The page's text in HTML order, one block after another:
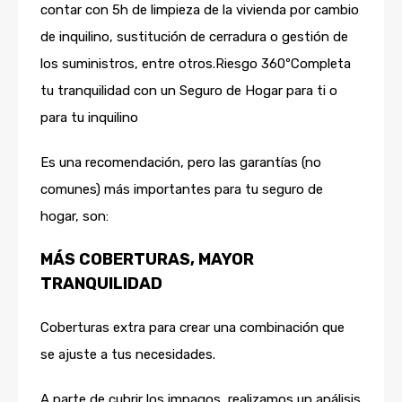
contar con 5h de limpieza de la vivienda por cambio
de inquilino, sustitución de cerradura o gestión de
los suministros, entre otros.Riesgo 360ºCompleta
tu tranquilidad con un Seguro de Hogar para ti o
para tu inquilino
Es una recomendación, pero las garantías (no
comunes) más importantes para tu seguro de
hogar, son:
MÁS COBERTURAS, MAYOR
TRANQUILIDAD
Coberturas extra para crear una combinación que
se ajuste a tus necesidades.